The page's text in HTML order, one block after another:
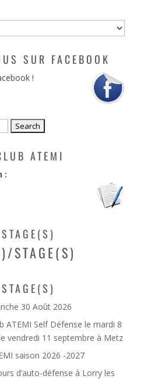
SUR FACEBOOK
!
ATEMI
:
STAGE(S)
30 Août 2026
ATEMI Self Défense le mardi 8
vendredi 11 septembre à Metz
saison 2026 -2027
d’auto-défense à Lorry les